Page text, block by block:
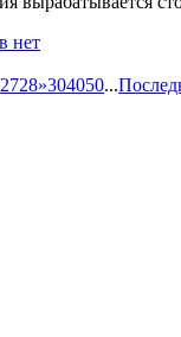
нет
2728»304050...